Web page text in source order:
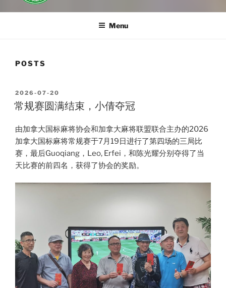
Menu
POSTS
POSTED
ON
2026-07-20
常规赛圆满结束，小倩夺冠
由加拿大国标麻将协会和加拿大麻将联盟联合主办的2026
加拿大国标麻将常规赛于7月19日进行了第四场的三局比
赛，最后Guoqiang，Leo, Erfei，和陈光耀分别夺得了当
天比赛的前四名，获得了协会的奖励。